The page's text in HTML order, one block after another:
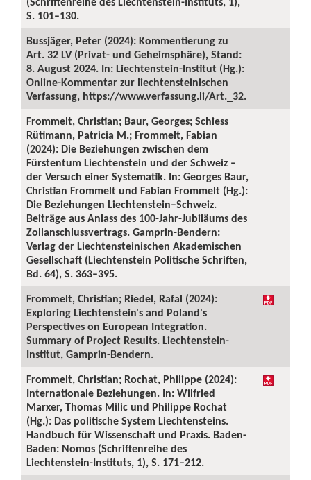
S. 101–130.
Bussjäger, Peter (2024): Kommentierung zu
Art. 32 LV (Privat- und Geheimsphäre), Stand:
8. August 2024. In: Liechtenstein-Institut (Hg.):
Online-Kommentar zur liechtensteinischen
Verfassung, https://www.verfassung.li/Art._32.
Frommelt, Christian; Baur, Georges; Schiess
Rütimann, Patricia M.; Frommelt, Fabian
(2024): Die Beziehungen zwischen dem
Fürstentum Liechtenstein und der Schweiz –
der Versuch einer Systematik. In: Georges Baur,
Christian Frommelt und Fabian Frommelt (Hg.):
Die Beziehungen Liechtenstein–Schweiz.
Beiträge aus Anlass des 100-Jahr-Jubiläums des
Zollanschlussvertrags. Gamprin-Bendern:
Verlag der Liechtensteinischen Akademischen
Gesellschaft (Liechtenstein Politische Schriften,
Bd. 64), S. 363–395.
Frommelt, Christian; Riedel, Rafal (2024):
Exploring Liechtenstein's and Poland's
Perspectives on European Integration.
Summary of Project Results. Liechtenstein-
Institut, Gamprin-Bendern.
Frommelt, Christian; Rochat, Philippe (2024):
Internationale Beziehungen. In: Wilfried
Marxer, Thomas Milic und Philippe Rochat
(Hg.): Das politische System Liechtensteins.
Handbuch für Wissenschaft und Praxis. Baden-
Baden: Nomos (Schriftenreihe des
Liechtenstein-Instituts, 1), S. 171–212.